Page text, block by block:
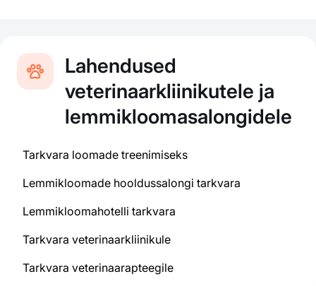
Lahendused
veterinaarkliinikutele ja
lemmikloomasalongidele
Tarkvara loomade treenimiseks
Lemmikloomade hooldussalongi tarkvara
Lemmikloomahotelli tarkvara
Tarkvara veterinaarkliinikule
Tarkvara veterinaarapteegile